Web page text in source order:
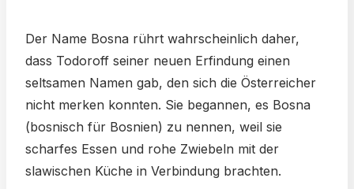
Der Name Bosna rührt wahrscheinlich daher,
dass Todoroff seiner neuen Erfindung einen
seltsamen Namen gab, den sich die Österreicher
nicht merken konnten. Sie begannen, es Bosna
(bosnisch für Bosnien) zu nennen, weil sie
scharfes Essen und rohe Zwiebeln mit der
slawischen Küche in Verbindung brachten.